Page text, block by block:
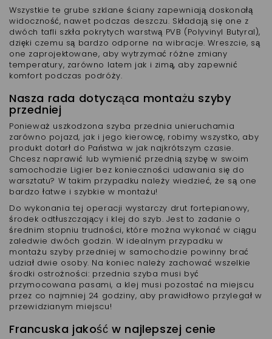
Wszystkie te grube szklane ściany zapewniają doskonałą
widoczność, nawet podczas deszczu. Składają się one z
dwóch tafli szkła pokrytych warstwą PVB (Polyvinyl Butyral),
dzięki czemu są bardzo odporne na wibracje. Wreszcie, są
one zaprojektowane, aby wytrzymać różne zmiany
temperatury, zarówno latem jak i zimą, aby zapewnić
komfort podczas podróży.
Nasza rada dotycząca montażu szyby
przedniej
Ponieważ uszkodzona szyba przednia unieruchamia
zarówno pojazd, jak i jego kierowcę, robimy wszystko, aby
produkt dotarł do Państwa w jak najkrótszym czasie.
Chcesz naprawić lub wymienić przednią szybę w swoim
samochodzie Ligier bez konieczności udawania się do
warsztatu? W takim przypadku należy wiedzieć, że są one
bardzo łatwe i szybkie w montażu!
Do wykonania tej operacji wystarczy drut fortepianowy,
środek odtłuszczający i klej do szyb. Jest to zadanie o
średnim stopniu trudności, które można wykonać w ciągu
zaledwie dwóch godzin. W idealnym przypadku w
montażu szyby przedniej w samochodzie powinny brać
udział dwie osoby. Na koniec należy zachować wszelkie
środki ostrożności: przednia szyba musi być
przymocowana pasami, a klej musi pozostać na miejscu
przez co najmniej 24 godziny, aby prawidłowo przylegał w
przewidzianym miejscu!
Francuska jakość w najlepszej cenie